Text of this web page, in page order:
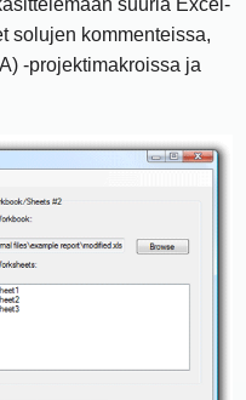
suuria Excel-
solujen kommenteissa,
-projektimakroissa ja